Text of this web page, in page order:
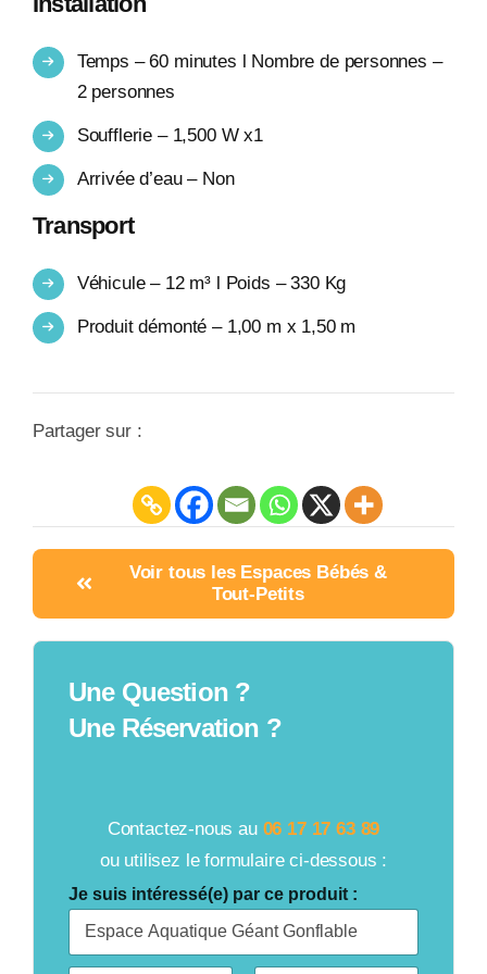
Temps – 60 minutes l Nombre de personnes –
2 personnes
Soufflerie – 1,500 W x1
Arrivée d’eau – Non
Transport
Véhicule – 12 m³ l Poids – 330 Kg
Produit démonté – 1,00 m x 1,50 m
Partager sur :
Voir tous les Espaces Bébés &
Tout-Petits
Une Question ?
Une Réservation ?
Contactez-nous au 06 17 17 63 89
ou utilisez le formulaire ci-dessous :
Je suis intéressé(e) par ce produit :